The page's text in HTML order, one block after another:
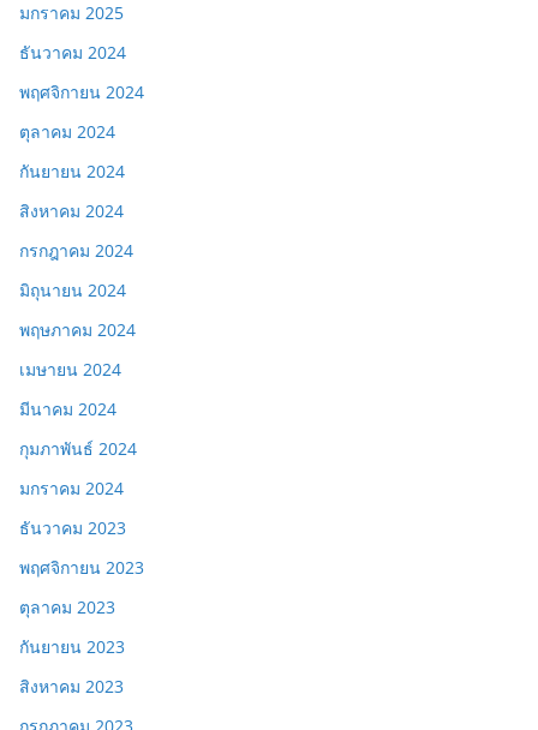
มกราคม 2025
ธันวาคม 2024
พฤศจิกายน 2024
ตุลาคม 2024
กันยายน 2024
สิงหาคม 2024
กรกฎาคม 2024
มิถุนายน 2024
พฤษภาคม 2024
เมษายน 2024
มีนาคม 2024
กุมภาพันธ์ 2024
มกราคม 2024
ธันวาคม 2023
พฤศจิกายน 2023
ตุลาคม 2023
กันยายน 2023
สิงหาคม 2023